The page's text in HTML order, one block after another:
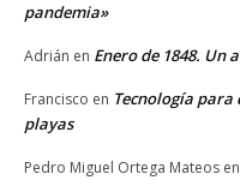
pandemia»
Adrián en Enero de 1848. Un
Francisco en Tecnología para
playas
Pedro Miguel Ortega Mateos en